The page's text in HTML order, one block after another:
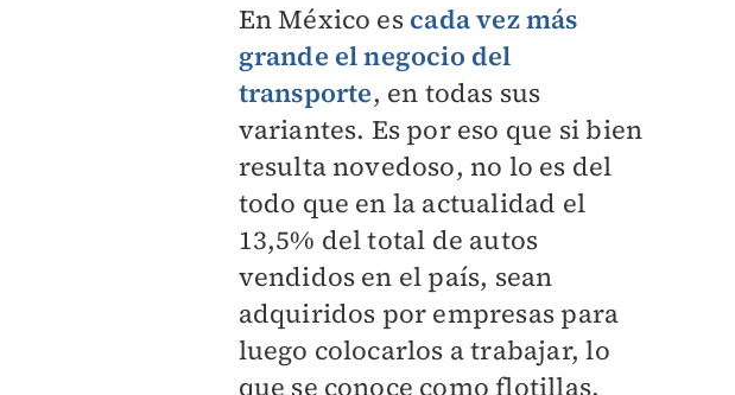
En México es cada vez más
grande el negocio del
transporte, en todas sus
variantes. Es por eso que si bien
resulta novedoso, no lo es del
todo que en la actualidad el
13,5% del total de autos
vendidos en el país, sean
adquiridos por empresas para
luego colocarlos a trabajar, lo
que se conoce como flotillas.